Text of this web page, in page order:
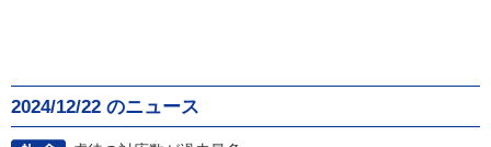
2024/12/22 のニュース